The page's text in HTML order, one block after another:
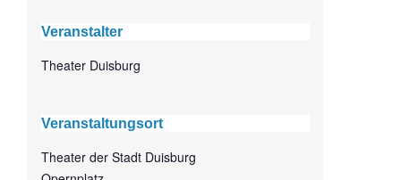
Veranstalter
Theater Duisburg
Veranstaltungsort
Theater der Stadt Duisburg